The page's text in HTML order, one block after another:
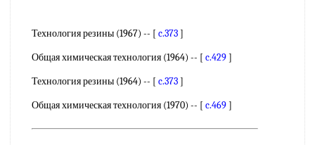
Технология резины (1967) -- [ c.373]
Общая химическая технология (1964) -- [ c.429]
Технология резины (1964) -- [ c.373]
Общая химическая технология (1970) -- [ c.469]